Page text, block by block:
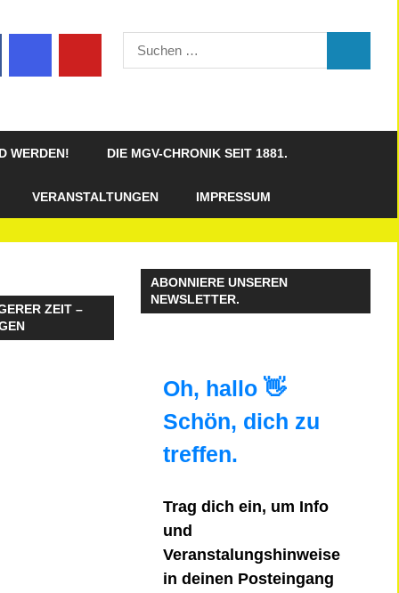
Suchen
nach:
WERDEN! DIE MGV-CHRONIK SEIT 1881.
VERANSTALTUNGEN IMPRESSUM
ZEIT –
ABONNIERE UNSEREN
NEWSLETTER.
Oh, hallo 👋
Schön, dich zu
treffen.
Trag dich ein, um Info
und
Veranstalungshinweise
in deinen Posteingang